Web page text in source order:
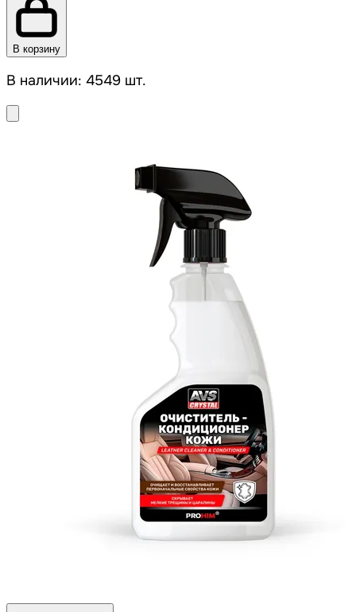
В корзину
В наличии: 4549 шт.